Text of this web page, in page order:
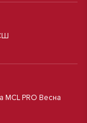
MCL PRO Весна